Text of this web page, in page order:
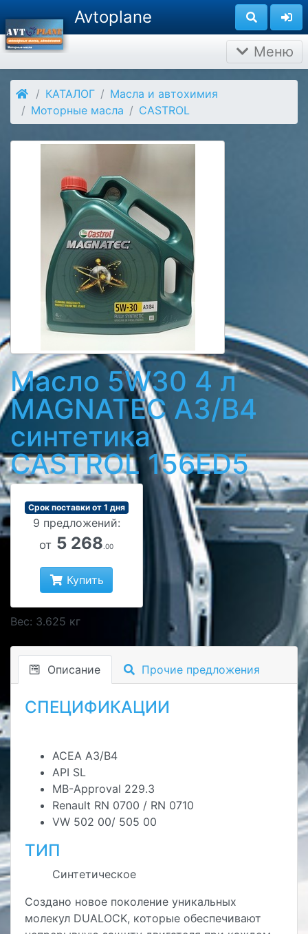
Avtoplane
Меню
КАТАЛОГ
Масла и автохимия
Моторные масла
CASTROL
Масло 5W30 4 л
MAGNATEC A3/B4
синтетика
CASTROL 156ED5
Срок поставки от 1 дня
9 предложений:
от 5 268 .00
Купить
Вес: 3.625 кг
Описание Прочие предложения
СПЕЦИФИКАЦИИ
ACEA A3/B4
API SL
MB-Approval 229.3
Renault RN 0700 / RN 0710
VW 502 00/ 505 00
ТИП
Синтетическое
Создано новое поколение уникальных
молекул DUALOCK, которые обеспечивают